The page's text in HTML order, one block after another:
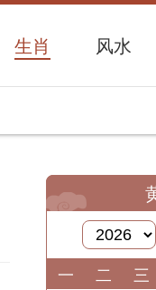
生肖 风水
一
二 三